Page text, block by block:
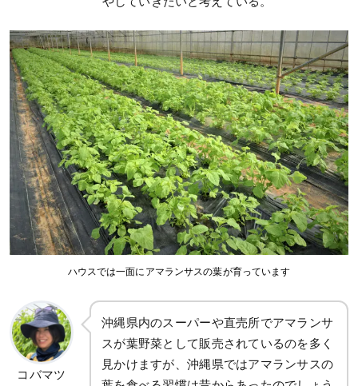
ハウスでは一面にアマランサスの葉が育っています
コバマツ
沖縄県内のスーパーや直売所でアマランサ
スが葉野菜として販売されているのを多く
見かけますが、沖縄県ではアマランサスの